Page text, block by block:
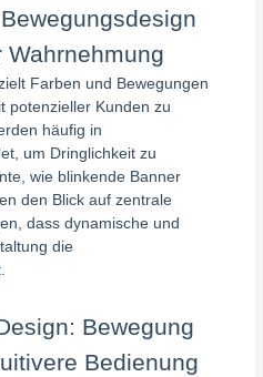
Wahrnehmung
Farben und Bewegungen
potenzieller Kunden zu
häufig in
um Dringlichkeit zu
wie blinkende Banner
den Blick auf zentrale
dass dynamische und
die
Bewegung
Bedienung